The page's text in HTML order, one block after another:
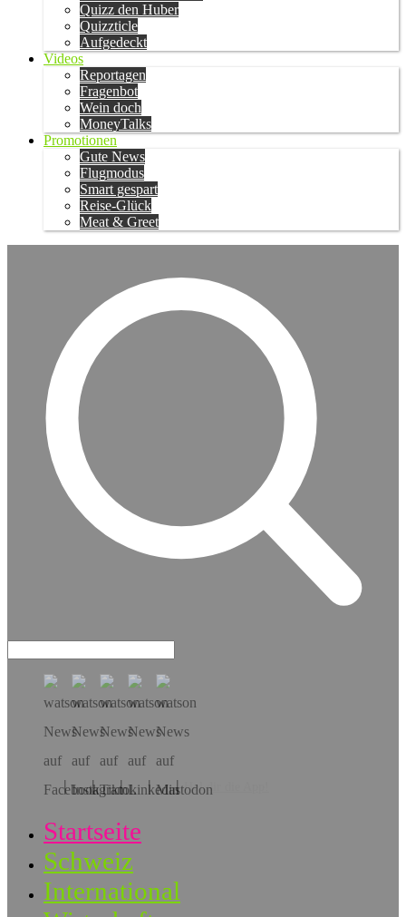
Quizz den Huber
Quizzticle
Aufgedeckt
Videos
Reportagen
Fragenbot
Wein doch
MoneyTalks
Promotionen
Gute News
Flugmodus
Smart gespart
Reise-Glück
Meat & Greet
Hol dir die App!
Startseite
Schweiz
International